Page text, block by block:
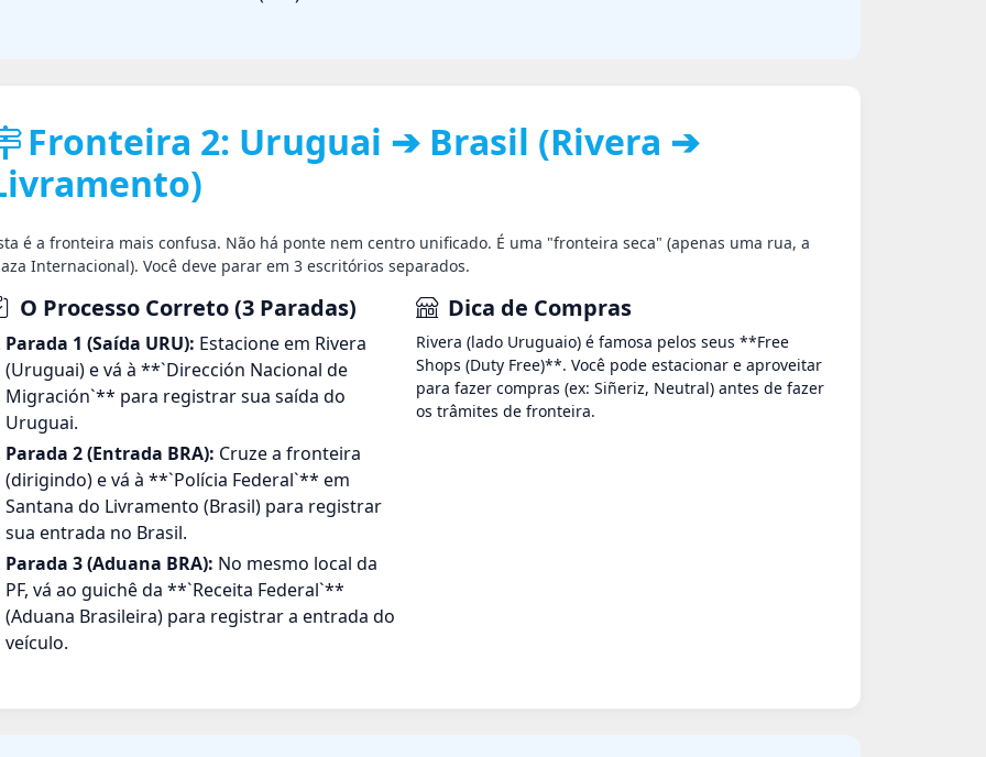
Fronteira 2: Uruguai ➔ Brasil (Rivera ➔
é a fronteira mais confusa. Não há ponte nem centro unificado. É uma "fronteira seca" (apenas uma rua, a
Internacional). Você deve parar em 3 escritórios separados.
O Processo Correto (3 Paradas)
Parada 1 (Saída URU): Estacione em Rivera
(Uruguai) e vá à **`Dirección Nacional de
Migración`** para registrar sua saída do
Uruguai.
Parada 2 (Entrada BRA): Cruze a fronteira
(dirigindo) e vá à **`Polícia Federal`** em
Santana do Livramento (Brasil) para registrar
sua entrada no Brasil.
Parada 3 (Aduana BRA): No mesmo local da
PF, vá ao guichê da **`Receita Federal`**
(Aduana Brasileira) para registrar a entrada do
veículo.
Dica de Compras
Rivera (lado Uruguaio) é famosa pelos seus **Free
Shops (Duty Free)**. Você pode estacionar e aproveitar
para fazer compras (ex: Siñeriz, Neutral) antes de fazer
os trâmites de fronteira.